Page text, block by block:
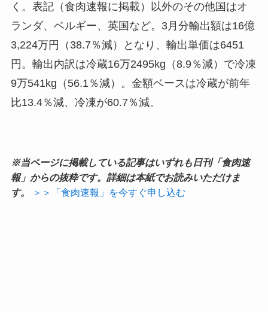
く。表記（食肉速報に掲載）以外のその他国はオ
ランダ、ベルギー、英国など。3月分輸出額は16億
3,224万円（38.7％減）となり、輸出単価は6451
円。輸出内訳は冷蔵16万2495kg（8.9％減）で冷凍
9万541kg（56.1％減）。金額ベースは冷蔵が前年
比13.4％減、冷凍が60.7％減。
※当ページに掲載している記事はいずれも日刊「食肉速
報」からの抜粋です。詳細は本紙でお読みいただけま
す。
＞＞「食肉速報」を今すぐ申し込む